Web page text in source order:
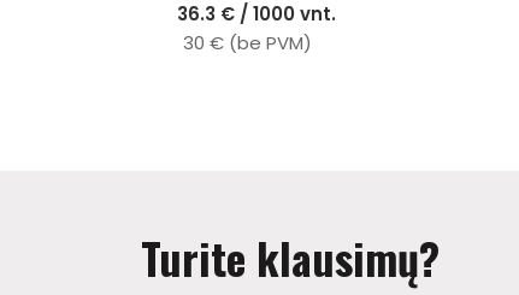
36.3 € / 1000 vnt.
30 € (be PVM)
Turite klausimų?